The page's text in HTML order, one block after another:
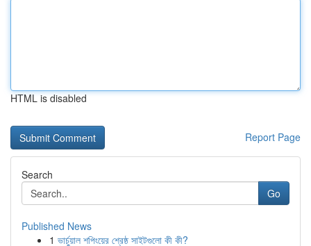
HTML is disabled
Report Page
Search
Go
Published News
1 ভার্চুয়াল শপিংয়ের শ্রেষ্ঠ সাইটগুলো কী কী?